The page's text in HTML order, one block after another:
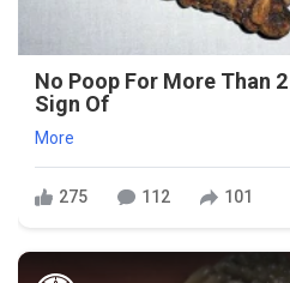
No Poop For More Than
Sign Of
More
275 112 101